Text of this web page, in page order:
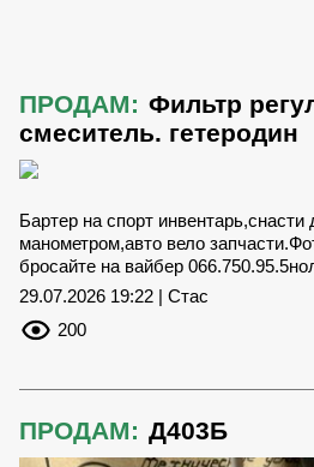
ПРОДАМ: Фильтр
смеситель. гетеродин
Бартер на спорт
манометром,авто вело
бросайте на вайбер
29.07.2026 19:22 | Стас
200
ПРОДАМ: Д403Б